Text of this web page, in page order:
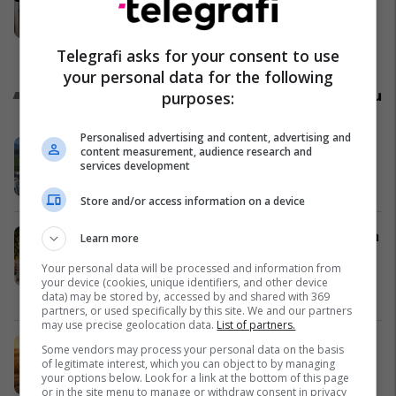
SHBA paralajmëronte se Serbia
synonte spastrimin etnik të
Kosovës dhe destabilizimin e
Ballkanit
Kosovë
Reklamo këtu
Holiday In 2, adresa verore e këtij
korriku
Udhëtimet Kosovë – Gjermani bëhen
Shpejtimi
Kompania Turistike Shpejtimi
Sempre nga Liri – e krijuar me
përkushtim, e dalluar për cilësi
Liri Prizren
Telegrafi asks for your consent to use
your personal data for the following
purposes:
Personalised advertising and content, advertising and
content measurement, audience research and
services development
Store and/or access information on a device
Learn more
Your personal data will be processed and information from
your device (cookies, unique identifiers, and other device
data) may be stored by, accessed by and shared with 369
partners, or used specifically by this site. We and our partners
may use precise geolocation data. List of partners.
Some vendors may process your personal data on the basis
of legitimate interest, which you can object to by managing
your options below. Look for a link at the bottom of this page
or in the site menu to manage or withdraw consent in privacy